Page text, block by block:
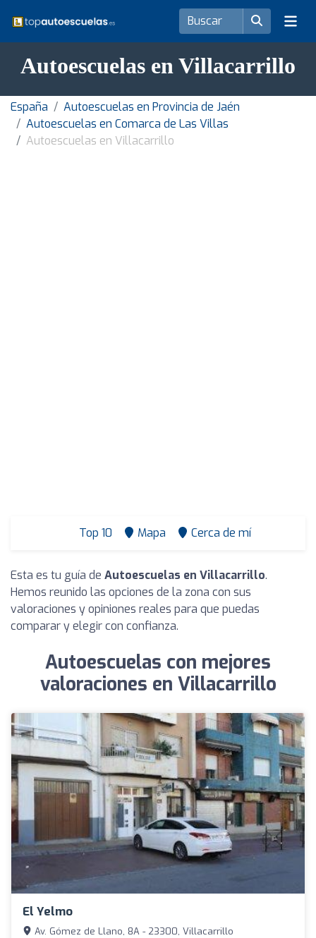
Autoescuelas en Villacarrillo
España
Autoescuelas en Provincia de Jaén
Autoescuelas en Comarca de Las Villas
Autoescuelas en Villacarrillo
Top 10 Mapa Cerca de mí
Esta es tu guía de Autoescuelas en Villacarrillo.
Hemos reunido las opciones de la zona con sus
valoraciones y opiniones reales para que puedas
comparar y elegir con confianza.
Autoescuelas con mejores
valoraciones en Villacarrillo
El Yelmo
Av. Gómez de Llano, 8A - 23300, Villacarrillo